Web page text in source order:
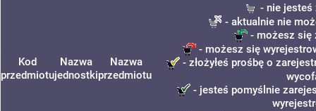
Kod
przedmiotu
Nazwa
jednostki
Nazwa
przedmiotu
- nie jesteś
- aktualnie nie
- możesz się
- możesz się
- złożyłeś prośbę o
- jesteś pomyślnie